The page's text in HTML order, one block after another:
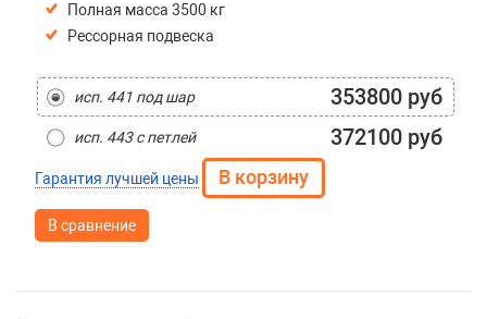
Полная масса 3500 кг
Рессорная подвеска
исп. 441 под шар 353800 руб
исп. 443 с петлей 372100 руб
Гарантия лучшей цены
В сравнение